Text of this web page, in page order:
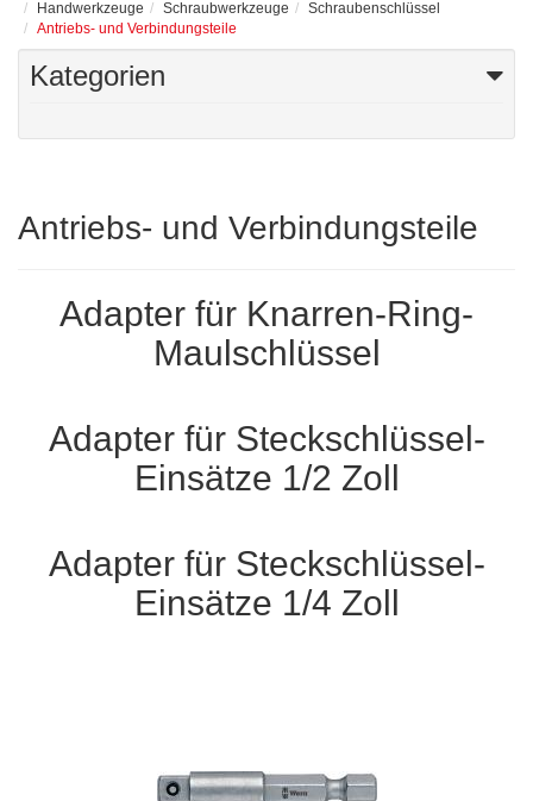
Handwerkzeuge
Schraubwerkzeuge
Schraubenschlüssel
Antriebs- und Verbindungsteile
Kategorien
Antriebs- und Verbindungsteile
Adapter für Knarren-Ring-
Maulschlüssel
Adapter für Steckschlüssel-
Einsätze 1/2 Zoll
Adapter für Steckschlüssel-
Einsätze 1/4 Zoll